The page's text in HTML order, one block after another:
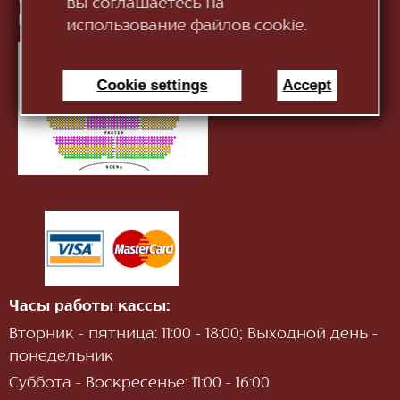
вы соглашаетесь на
использование файлов cookie.
Cookie settings Accept
Информация:infotnob2@gmail.com
Часы работы кассы:
Вторник - пятница: 11:00 - 18:00; Выходной день -
понедельник
Суббота - Воскресенье: 11:00 - 16:00